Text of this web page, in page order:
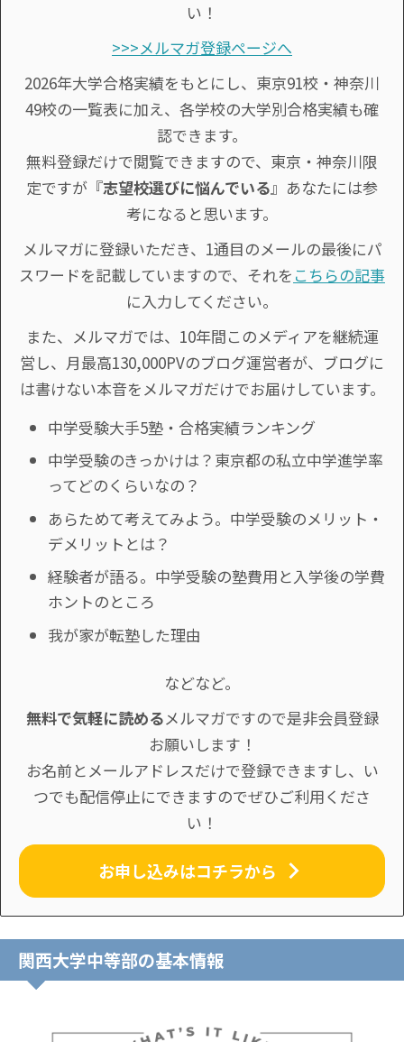
い！
>>>メルマガ登録ページへ
2026年大学合格実績をもとにし、東京91校・神奈川
49校の一覧表に加え、各学校の大学別合格実績も確
認できます。
無料登録だけで閲覧できますので、東京・神奈川限
定ですが『志望校選びに悩んでいる』あなたには参
考になると思います。
メルマガに登録いただき、1通目のメールの最後にパ
スワードを記載していますので、それを こちらの記事
に入力してください。
また、メルマガでは、10年間このメディアを継続運
営し、月最高130,000PVのブログ運営者が、ブログに
は書けない本音をメルマガだけでお届けしています。
中学受験大手5塾・合格実績ランキング
中学受験のきっかけは？東京都の私立中学進学率
ってどのくらいなの？
あらためて考えてみよう。中学受験のメリット・
デメリットとは？
経験者が語る。中学受験の塾費用と入学後の学費
ホントのところ
我が家が転塾した理由
などなど。
無料で気軽に読めるメルマガですので是非会員登録
お願いします！
お名前とメールアドレスだけで登録できますし、い
つでも配信停止にできますのでぜひご利用くださ
い！
お申し込みはコチラから
関西大学中等部の基本情報